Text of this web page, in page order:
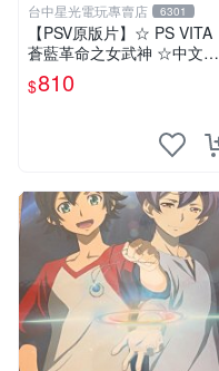
台中星光電玩專賣店 6301
【PSV原版片】☆ PS VITA
蒼藍革命之女武神 ☆中文版
全新品【台中星光電玩】
$810